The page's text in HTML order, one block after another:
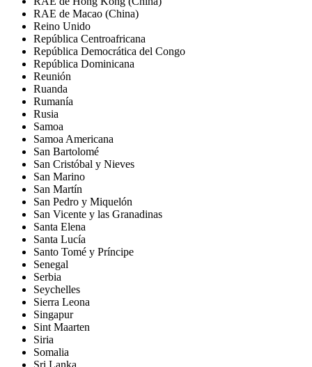
RAE de Macao (China)
Reino Unido
República Centroafricana
República Democrática del Congo
República Dominicana
Reunión
Ruanda
Rumanía
Rusia
Samoa
Samoa Americana
San Bartolomé
San Cristóbal y Nieves
San Marino
San Martín
San Pedro y Miquelón
San Vicente y las Granadinas
Santa Elena
Santa Lucía
Santo Tomé y Príncipe
Senegal
Serbia
Seychelles
Sierra Leona
Singapur
Sint Maarten
Siria
Somalia
Sri Lanka